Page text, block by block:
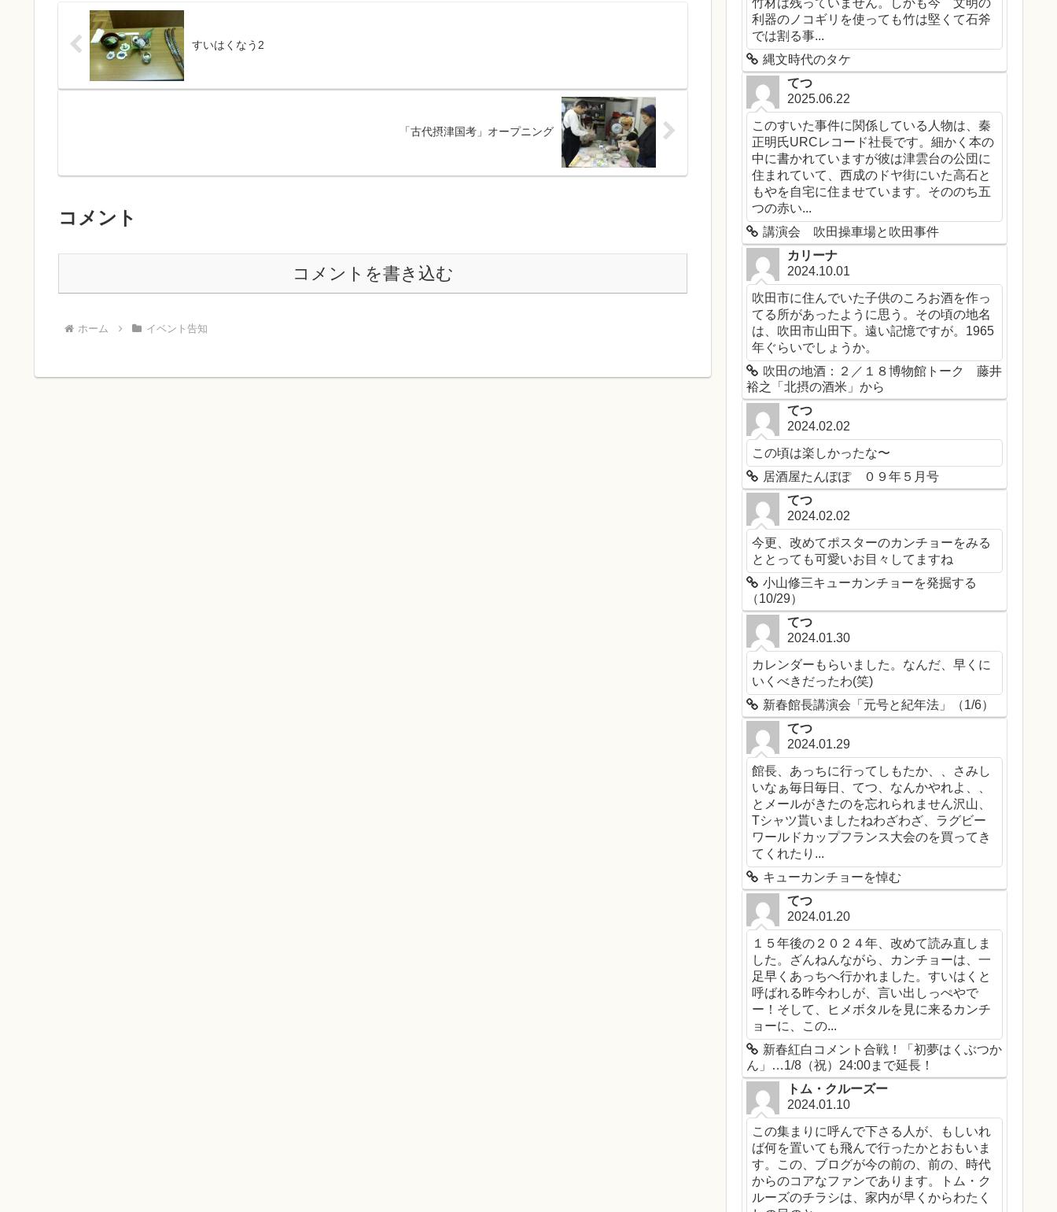
すいはくなう2
「古代摂津国考」オープニング
コメント
コメントを書き込む
ホーム イベント告知
利器のノコギリを使っても竹は堅くて石斧
では割る事...
縄文時代のタケ
てつ
2025.06.22
このすいた事件に関係している人物は、秦
正明氏URCレコード社長です。細かく本の
中に書かれていますが彼は津雲台の公団に
住まれていて、西成のドヤ街にいた高石と
もやを自宅に住ませています。そののち五
つの赤い...
講演会 吹田操車場と吹田事件
カリーナ
2024.10.01
吹田市に住んでいた子供のころお酒を作っ
てる所があったように思う。その頃の地名
は、吹田市山田下。遠い記憶ですが。1965
年ぐらいでしょうか。
吹田の地酒：２／１８博物館トーク 藤井
裕之「北摂の酒米」から
てつ
2024.02.02
この頃は楽しかったな〜
居酒屋たんぽぽ ０９年５月号
てつ
2024.02.02
今更、改めてポスターのカンチョーをみる
ととっても可愛いお目々してますね
小山修三キューカンチョーを発掘する
（10/29）
てつ
2024.01.30
カレンダーもらいました。なんだ、早くに
いくべきだったわ(笑)
新春館長講演会「元号と紀年法」（1/6）
てつ
2024.01.29
館長、あっちに行ってしもたか、、さみし
いなぁ毎日毎日、てつ、なんかやれよ、、
とメールがきたのを忘れられません沢山、
Tシャツ貰いましたねわざわざ、ラグビー
ワールドカップフランス大会のを買ってき
てくれたり...
キューカンチョーを悼む
てつ
2024.01.20
１５年後の２０２４年、改めて読み直しま
した。ざんねんながら、カンチョーは、一
足早くあっちへ行かれました。すいはくと
呼ばれる昨今わしが、言い出しっぺやで
ー！そして、ヒメボタルを見に来るカンチ
ョーに、この...
新春紅白コメント合戦！「初夢はくぶつか
ん」…1/8（祝）24:00まで延長！
トム・クルーズー
2024.01.10
この集まりに呼んで下さる人が、もしいれ
ば何を置いても飛んで行ったかとおもいま
す。この、ブログが今の前の、前の、時代
からのコアなファンであります。トム・ク
ルーズのチラシは、家内が早くからわたく